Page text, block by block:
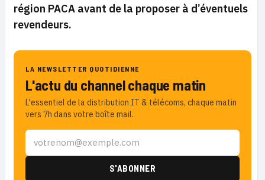
région PACA avant de la proposer à d’éventuels
revendeurs.
LA NEWSLETTER QUOTIDIENNE
L'actu du channel chaque matin
L'essentiel de la distribution IT & télécoms, chaque matin
vers 7h dans votre boîte mail.